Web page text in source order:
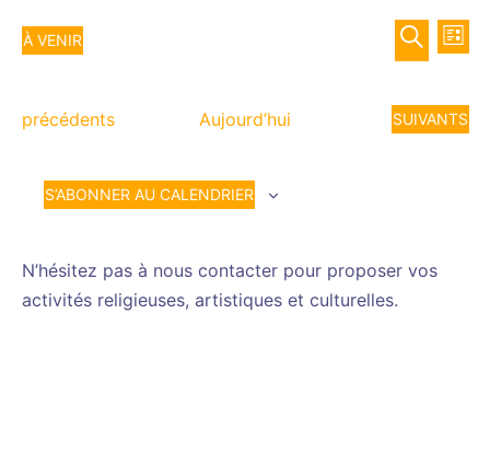
et
de
de
LISTE
À VENIR
date.
Évènements
précédents Aujourd’hui SUIVANTS
S’ABONNER AU CALENDRIER
N’hésitez pas à nous contacter pour proposer vos
activités religieuses, artistiques et culturelles.